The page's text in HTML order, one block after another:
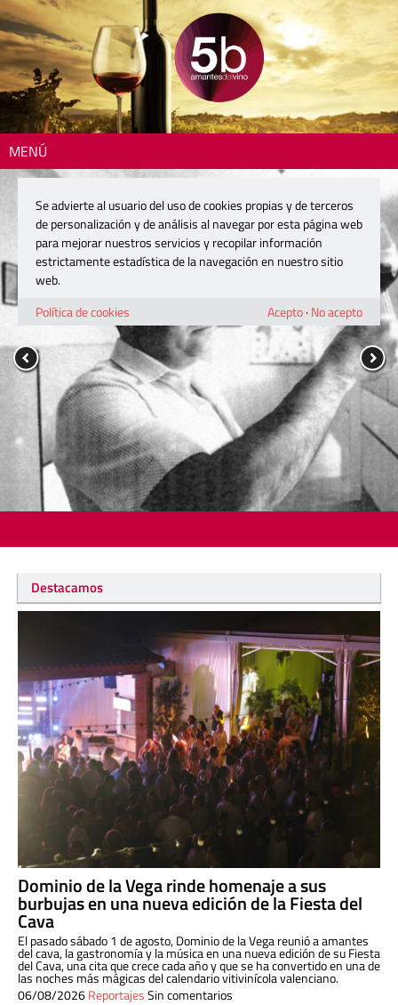
MENÚ
Destacamos
Dominio de la Vega rinde homenaje a sus
burbujas en una nueva edición de la Fiesta del
Cava
El pasado sábado 1 de agosto, Dominio de la Vega reunió a amantes
del cava, la gastronomía y la música en una nueva edición de su Fiesta
del Cava, una cita que crece cada año y que se ha convertido en una de
las noches más mágicas del calendario vitivinícola valenciano.
06/08/2026ReportajesSin comentarios
Se advierte al usuario del uso de cookies propias y de terceros
de personalización y de análisis al navegar por esta página web
para mejorar nuestros servicios y recopilar información
estrictamente estadística de la navegación en nuestro sitio
web.
Política de cookies
Acepto· No acepto